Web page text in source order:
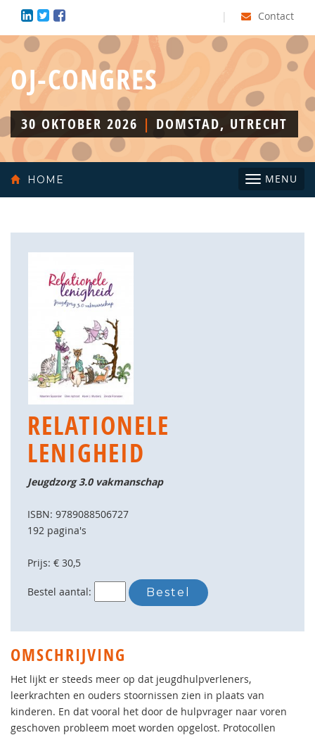
Contact
|
OJ-CONGRES
30 OKTOBER 2026 | DOMSTAD, UTRECHT
MENU
Toggle
HOME
RELATIONELE
LENIGHEID
Jeugdzorg 3.0 vakmanschap
ISBN: 9789088506727
192 pagina's
Prijs: € 30,5
Bestel aantal:
OMSCHRIJVING
Het lijkt er steeds meer op dat jeugdhulpverleners,
leerkrachten en ouders stoornissen zien in plaats van
kinderen. En dat vooral het door de hulpvrager naar voren
geschoven probleem moet worden opgelost. Protocollen